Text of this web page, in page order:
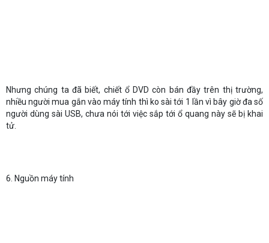
Nhưng chúng ta đã biết, chiết ổ DVD còn bán đầy trên thị trường,
nhiều người mua gắn vào máy tính thì ko sài tới 1 lần vì bây giờ đa số
người dùng sài USB, chưa nói tới việc sắp tới ổ quang này sẽ bị khai
tử.
6. Nguồn máy tính